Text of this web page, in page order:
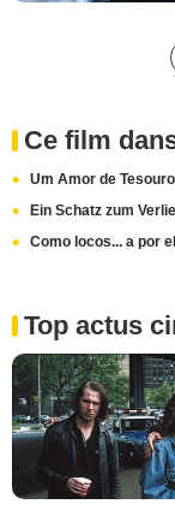
Ce film
Um Amor de Tesouro
Ein Schatz zum
Como locos... a por
Top actus